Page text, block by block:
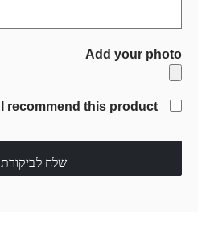
Add your photo
I recommend this product
שלח לביקורת